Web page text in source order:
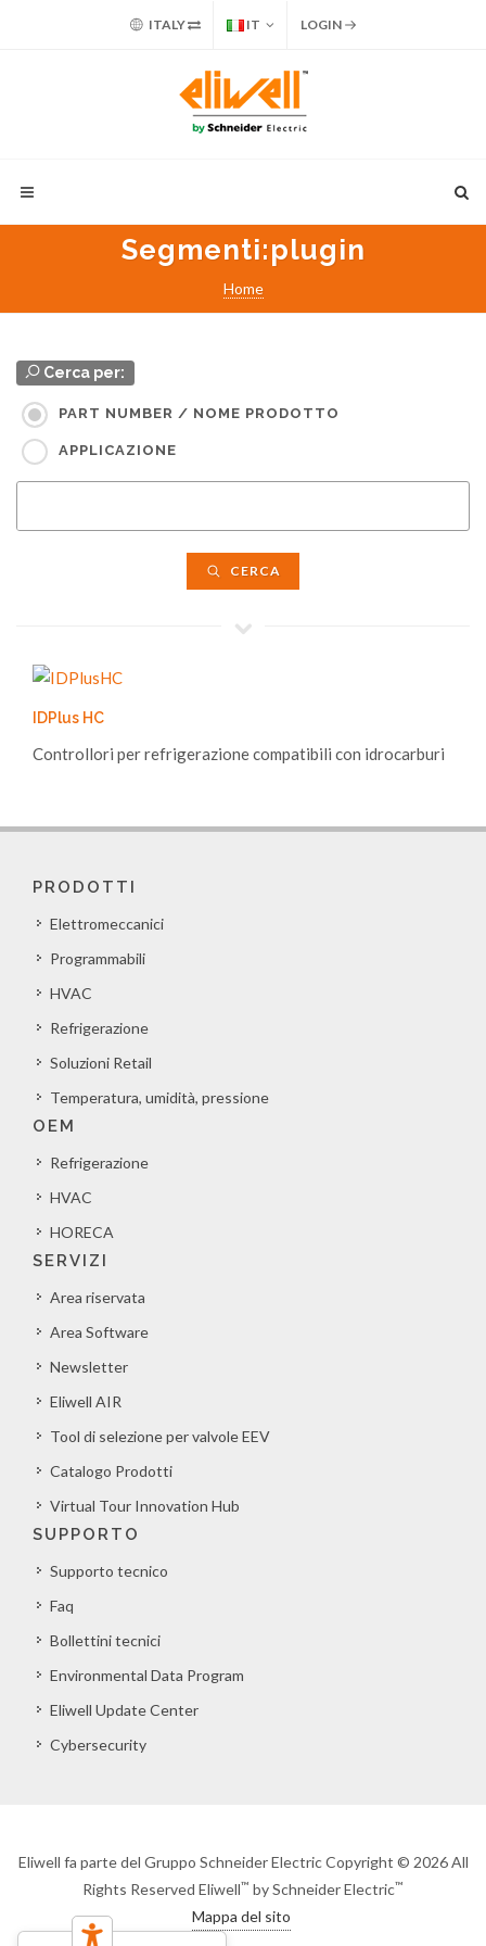
ITALY IT LOGIN
Segmenti:plugin
Home
Cerca per:
PART NUMBER / NOME PRODOTTO
APPLICAZIONE
CERCA
IDPlus HC
Controllori per refrigerazione compatibili con idrocarburi
PRODOTTI
Elettromeccanici
Programmabili
HVAC
Refrigerazione
Soluzioni Retail
Temperatura, umidità, pressione
OEM
Refrigerazione
HVAC
HORECA
SERVIZI
Area riservata
Area Software
Newsletter
Eliwell AIR
Tool di selezione per valvole EEV
Catalogo Prodotti
Virtual Tour Innovation Hub
SUPPORTO
Supporto tecnico
Faq
Bollettini tecnici
Environmental Data Program
Eliwell Update Center
Cybersecurity
Eliwell fa parte del Gruppo Schneider Electric Copyright © 2026 All
Rights Reserved Eliwell™ by Schneider Electric™
Mappa del sito